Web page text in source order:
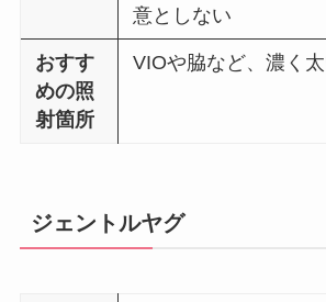
意としない
おすす
めの照
射箇所
VIOや脇など、濃く
ジェントルヤグ